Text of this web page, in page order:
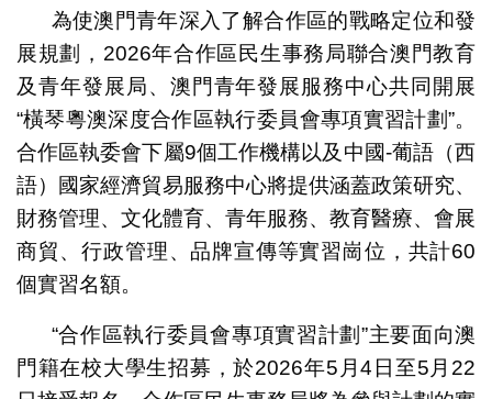
為使澳門青年深入了解合作區的戰略定位和發
展規劃，2026年合作區民生事務局聯合澳門教育
及青年發展局、澳門青年發展服務中心共同開展
“橫琴粵澳深度合作區執行委員會專項實習計劃”。
合作區執委會下屬9個工作機構以及中國-葡語（西
語）國家經濟貿易服務中心將提供涵蓋政策研究、
財務管理、文化體育、青年服務、教育醫療、會展
商貿、行政管理、品牌宣傳等實習崗位，共計60
個實習名額。
“合作區執行委員會專項實習計劃”主要面向澳
門籍在校大學生招募，於2026年5月4日至5月22